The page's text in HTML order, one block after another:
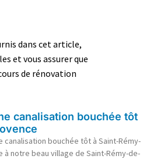
dans cet article,
et vous assurer que
de rénovation
canalisation bouchée tôt
bouchée tôt à Saint-Rémy-
à notre beau village de Saint-Rémy-de-